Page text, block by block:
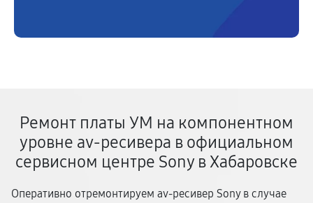
Ремонт платы УМ на компонентном
уровне av-ресивера в официальном
сервисном центре Sony в Хабаровске
Оперативно отремонтируем av-ресивер Sony в случае